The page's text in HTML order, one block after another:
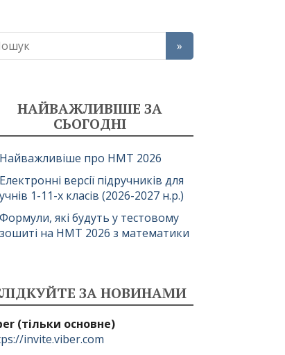
НАЙВАЖЛИВІШЕ ЗА
СЬОГОДНІ
Найважливіше про НМТ 2026
Електронні версії підручників для
учнів 1-11-х класів (2026-2027 н.р.)
Формули, які будуть у тестовому
зошиті на НМТ 2026 з математики
ЗА НОВИНАМИ
(тільки основне)
invite.viber.com